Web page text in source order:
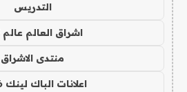
التدريس
اشراق العالم عالم
منتدى الاشراق
اعلانات الباك لينك 2026